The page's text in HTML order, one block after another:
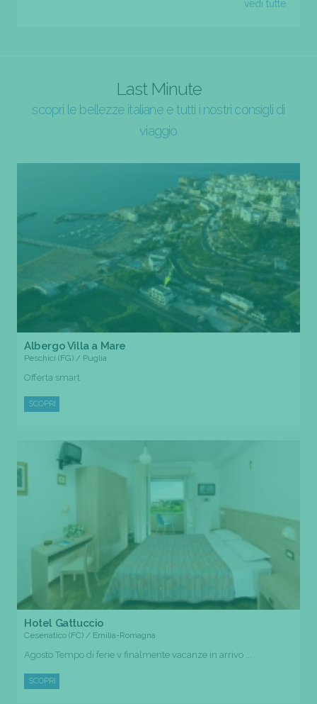
vedi tutte
Last Minute
scopri le bellezze italiane e tutti i nostri consigli di
viaggio
Albergo Villa a Mare
Peschici (FG) / Puglia
Offerta smart
SCOPRI
Hotel Gattuccio
Cesenatico (FC) / Emilia-Romagna
Agosto Tempo di ferie v finalmente vacanze in arrivo ...
SCOPRI